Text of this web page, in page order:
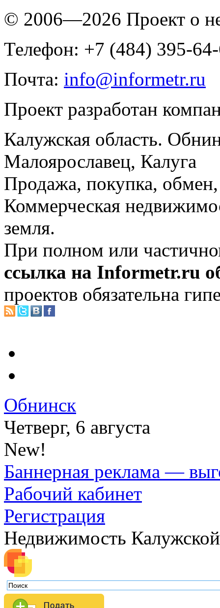
© 2006—2026 Проект о
Телефон: +7 (484) 395-
Почта: info@informetr.ru
Проект разработан
Калужская область.
Малоярославец, Калуга
Продажа, покупка, обмен,
Коммерческая
земля.
При полном или
ссылка на Informetr.ru
проектов обязательна
Обнинск
Четверг, 6 августа
New!
Баннерная реклама —
Рабочий кабинет
Регистрация
Недвижимость